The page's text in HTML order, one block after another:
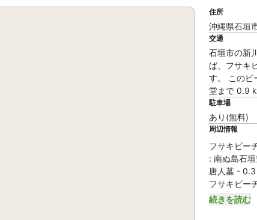
住所
沖縄県石垣
交通
石垣市の新
ば、フサキ
す。 このビ
堂まで 0.9
駐車場
あり(無料)
周辺情報
フサキビー
: 南ぬ島石
唐人墓 -
フサキビー
続きを読む